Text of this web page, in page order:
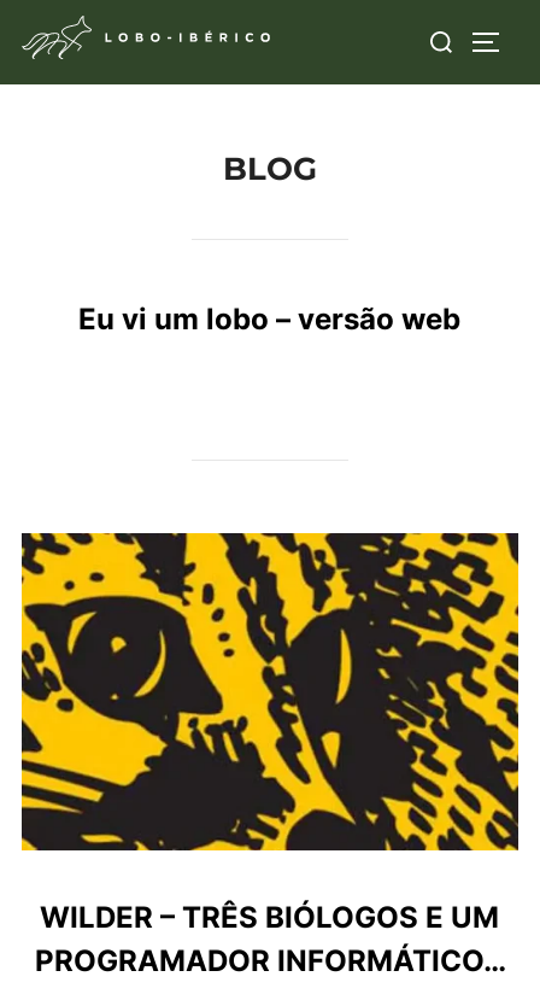
configuração
Pesquisar
BLOG
Eu vi um lobo – versão web
WILDER – TRÊS BIÓLOGOS E UM
PROGRAMADOR INFORMÁTICO…